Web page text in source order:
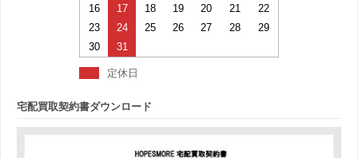
16
17 18 19 20 21
22
23
24 25 26 27 28
29
30
31
定休日
宅配買取契約書ダウンロード